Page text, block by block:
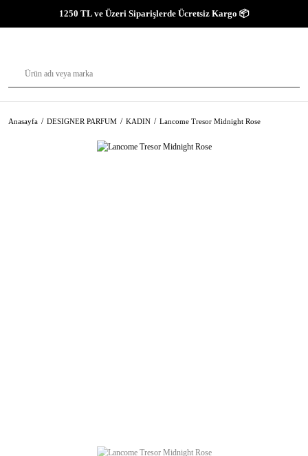
1250 TL ve Üzeri Siparişlerde Ücretsiz Kargo 📦
Anasayfa DESIGNER PARFUM KADIN Lancome Tresor Midnight Rose